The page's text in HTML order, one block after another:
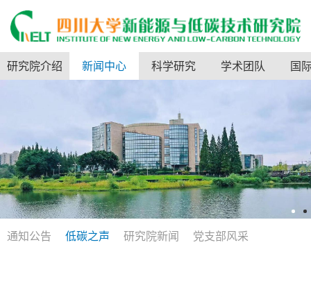
研究院介绍 新闻中心 科学研究 学术团队 国
通知公告 低碳之声 研究院新闻 党支部风采